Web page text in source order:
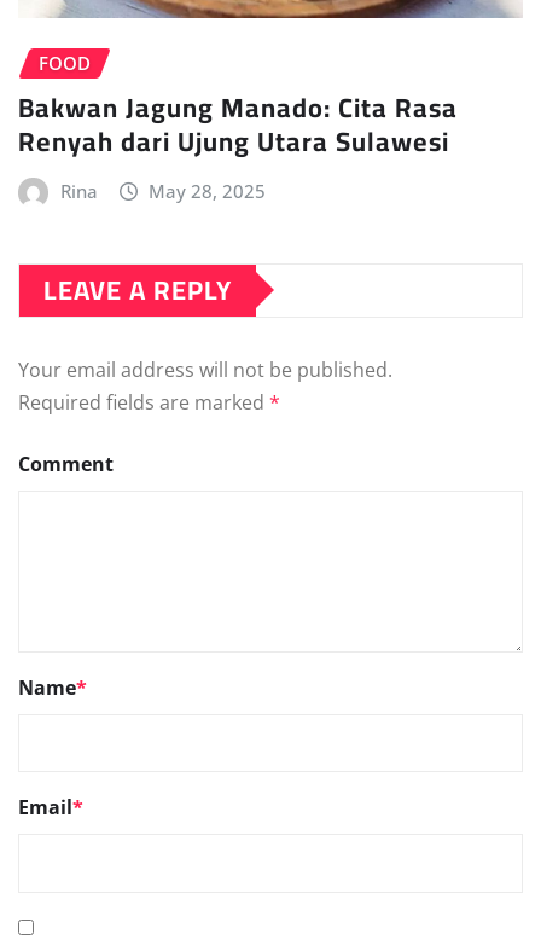
FOOD
Bakwan Jagung Manado: Cita Rasa
Renyah dari Ujung Utara Sulawesi
Rina May 28, 2025
LEAVE A REPLY
Your email address will not be published.
Required fields are marked *
Comment
Name*
Email*